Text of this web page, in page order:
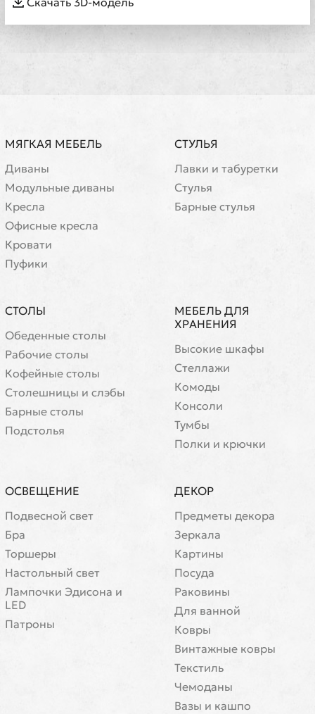
МЯГКАЯ МЕБЕЛЬ
Диваны
Модульные диваны
Кресла
Офисные кресла
Кровати
Пуфики
СТУЛЬЯ
Лавки и табуретки
Стулья
Барные стулья
СТОЛЫ
Обеденные столы
Рабочие столы
Кофейные столы
Cтолешницы и слэбы
Барные столы
Подстолья
МЕБЕЛЬ ДЛЯ
ХРАНЕНИЯ
Высокие шкафы
Стеллажи
Комоды
Консоли
Тумбы
Полки и крючки
ОСВЕЩЕНИЕ
Подвесной свет
Бра
Торшеры
Настольный свет
Лампочки Эдисона и
LED
Патроны
ДЕКОР
Предметы декора
Зеркала
Картины
Посуда
Раковины
Для ванной
Ковры
Винтажные ковры
Текстиль
Чемоданы
Вазы и кашпо